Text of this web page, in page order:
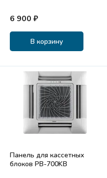
6 900 ₽
В корзину
Панель для кассетных
блоков PB-700KB